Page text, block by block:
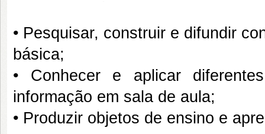
• Pesquisar, construir e difundir
básica;
• Conhecer e aplicar
informação em sala de aula;
• Produzir objetos de ensino e